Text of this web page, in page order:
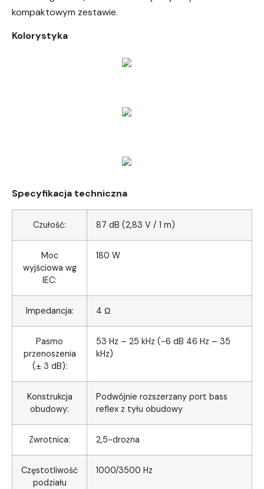
kompaktowym zestawie.
Kolorystyka
Specyfikacja techniczna
Czułość: 87 dB (2,83 V / 1 m)
Moc
wyjściowa wg
IEC:
180 W
Impedancja: 4 Ω
Pasmo
przenoszenia
(± 3 dB):
53 Hz – 25 kHz (-6 dB 46 Hz – 35
kHz)
Konstrukcja
obudowy:
Podwójnie rozszerzany port bass
reflex z tyłu obudowy
Zwrotnica: 2,5-drożna
Częstotliwość
podziału
1000/3500 Hz